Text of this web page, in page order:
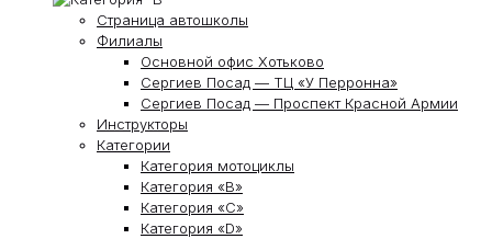
Страница автошколы
Филиалы
Основной офис Хотьково
Сергиев Посад — ТЦ «У Перронна»
Сергиев Посад — Проспект Красной Армии
Инструкторы
Категории
Категория мотоциклы
Категория «В»
Категория «С»
Категория «D»